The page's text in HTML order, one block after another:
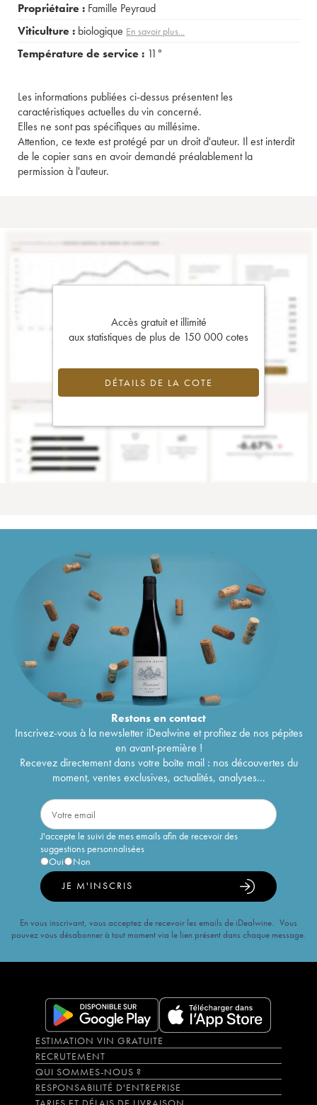
Propriétaire : Famille Peyraud
Viticulture : biologique En savoir plus...
Température de service : 11°
Les informations publiées ci-dessus présentent les
caractéristiques actuelles du vin concerné.
Elles ne sont pas spécifiques au millésime.
Attention, ce texte est protégé par un droit d'auteur. Il est interdit
de le copier sans en avoir demandé préalablement la
permission à l'auteur.
Accès gratuit et illimité
aux statistiques de plus de 150 000 cotes
DÉTAILS DE LA COTE
Restons encontact
Inscrivez-vous à la newsletter iDealwine et profitez de nos pépites
en avant-première !
Recevez directement dans votre boîte mail : nos découvertes du
moment, ventes exclusives, actualités, analyses...
J'accepte le suivi de mes emails afin de recevoir des
suggestions personnalisées
Oui
Non
JE M'INSCRIS
En vous inscrivant, vous acceptez de recevoir les emails de iDealwine. Vous
pouvez vous désabonner à tout moment via le lien présent dans chaque message.
ESTIMATION VIN GRATUITE
RECRUTEMENT
QUI SOMMES-NOUS ?
RESPONSABILITÉ D'ENTREPRISE